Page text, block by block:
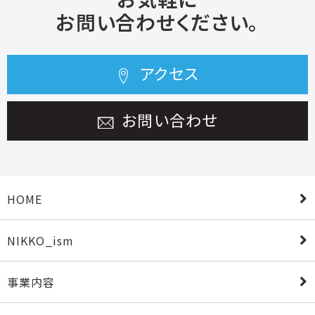
お問い合わせください。
アクセス
お問い合わせ
HOME
NIKKO_ism
事業内容